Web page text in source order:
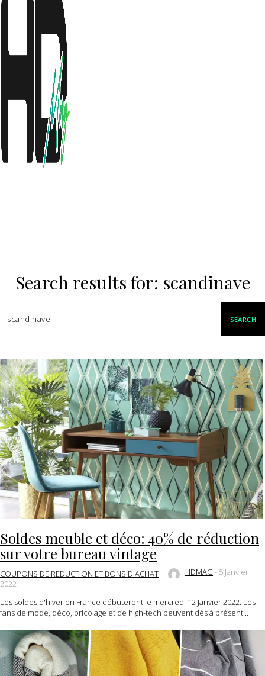
Search results for: scandinave
SEARCH
Soldes meuble et déco: 40% de réduction
sur votre bureau vintage
COUPONS DE REDUCTION ET BONS D'ACHAT HDMAG - 5 Janvier
2022
Les soldes d'hiver en France débuteront le mercredi 12 Janvier 2022. Les
fans de mode, déco, bricolage et de high-tech peuvent dès à présent...